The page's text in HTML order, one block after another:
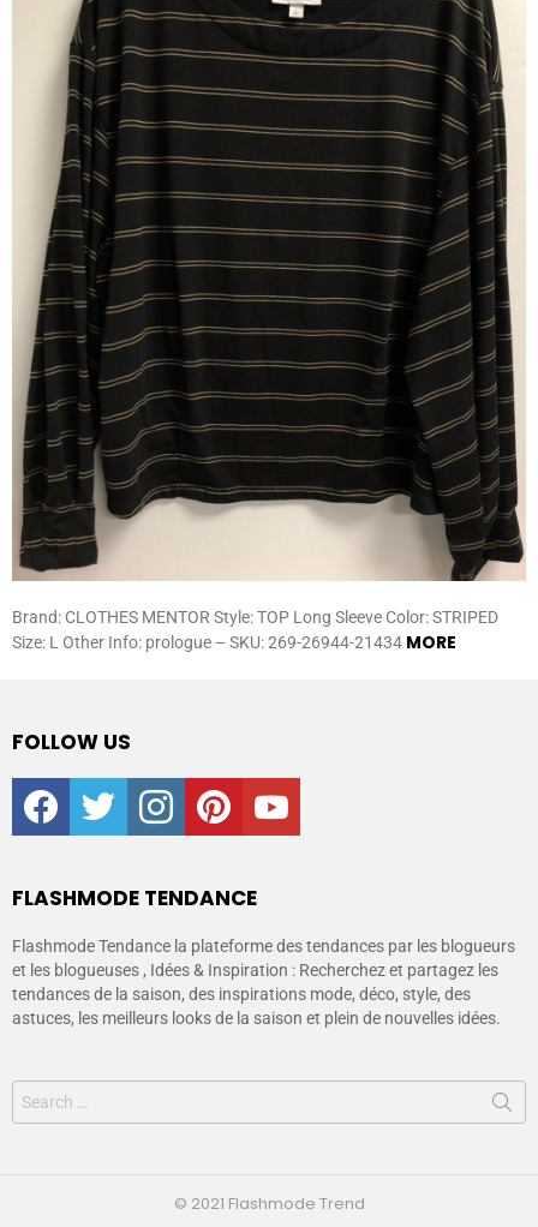
Brand: CLOTHES MENTOR Style: TOP Long Sleeve Color: STRIPED
Size: L Other Info: prologue – SKU: 269-26944-21434 MORE
FOLLOW US
facebooktwitter instagrampinterestyoutube
FLASHMODE TENDANCE
Flashmode Tendance la plateforme des tendances par les blogueurs
et les blogueuses , Idées & Inspiration : Recherchez et partagez les
tendances de la saison, des inspirations mode, déco, style, des
astuces, les meilleurs looks de la saison et plein de nouvelles idées.
© 2021 Flashmode Trend